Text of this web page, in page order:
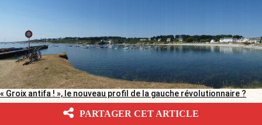
« Groix antifa ! », le nouveau profil de la gauche révolutionnaire ?
PARTAGER CET ARTICLE